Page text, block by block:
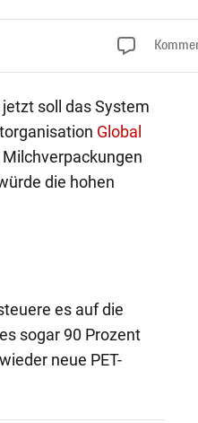
soll das System
Global
die hohen
es auf die
sogar 90 Prozent
neue PET-